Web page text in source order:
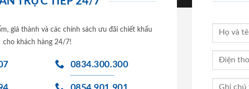
giá thành và các chính sách ưu đãi chiết khấu
cho khách hàng 24/7!
0834.300.300